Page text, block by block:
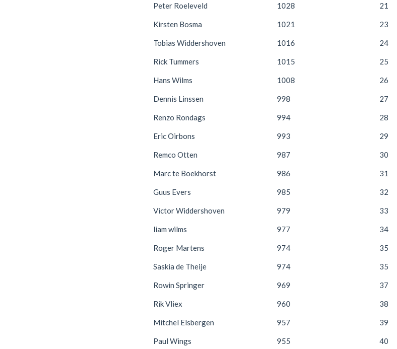
Peter Roeleveld 1028 21
Kirsten Bosma 1021 23
Tobias Widdershoven 1016 24
Rick Tummers 1015 25
Hans Wilms 1008 26
Dennis Linssen 998 27
Renzo Rondags 994 28
Eric Oirbons 993 29
Remco Otten 987 30
Marc te Boekhorst 986 31
Guus Evers 985 32
Victor Widdershoven 979 33
liam wilms 977 34
Roger Martens 974 35
Saskia de Theije 974 35
Rowin Springer 969 37
Rik Vliex 960 38
Mitchel Elsbergen 957 39
Paul Wings 955 40